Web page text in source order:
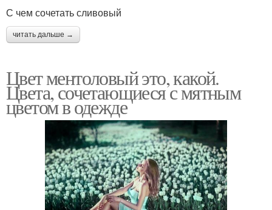
С чем сочетать сливовый
читать дальше →
Цвет ментоловый это, какой.
Цвета, сочетающиеся с мятным
цветом в одежде